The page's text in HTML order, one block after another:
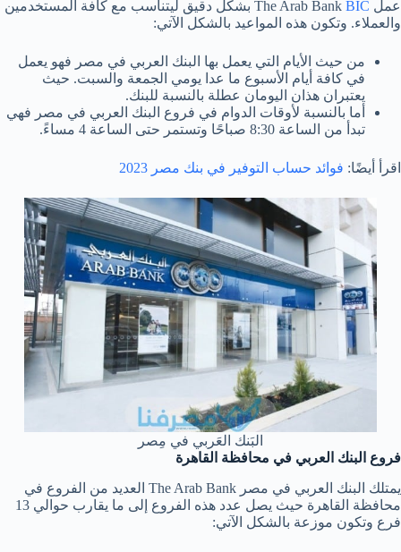
عمل The Arab Bank BIC
بشكل دقيق ليتناسب مع كافة المستخدمين
والعملاء. وتكون هذه المواعيد بالشكل الآتي:
من حيث الأيام التي يعمل بها البنك العربي في مصر فهو يعمل
في كافة أيام الأسبوع ما عدا يومي الجمعة والسبت. حيث
يعتبران هذان اليومان عطلة بالنسبة للبنك.
أما بالنسبة لأوقات الدوام في فروع البنك العربي في مصر فهي
تبدأ من الساعة 8:30 صباحًا وتستمر حتى الساعة 4 مساءً.
اقرأ أيضًا: فوائد حساب التوفير في بنك مصر 2023
البَنك العَربي في مِصر
فروع البنك العربي في محافظة القاهرة
يمتلك البنك العربي في مصر The Arab Bank العديد من الفروع في
محافظة القاهرة حيث يصل عدد هذه الفروع إلى ما يقارب حوالي 13
فرع وتكون موزعة بالشكل الآتي: